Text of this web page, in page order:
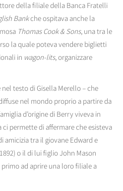
della filiale della Banca Fratelli
Bankche ospitava anche la
Thomas Cook & Sons, una tra le
la quale poteva vendere biglietti
in wagon-lits, organizzare
nel testo di Gisella Merello – che
nel mondo proprio a partire da
d’origine di Berry viveva in
permette di affermare che esisteva
amicizia tra il giovane Edward e
o il di lui figlio John Mason
primo ad aprire una loro filiale a